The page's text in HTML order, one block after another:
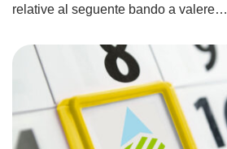
relative al seguente bando a valere…